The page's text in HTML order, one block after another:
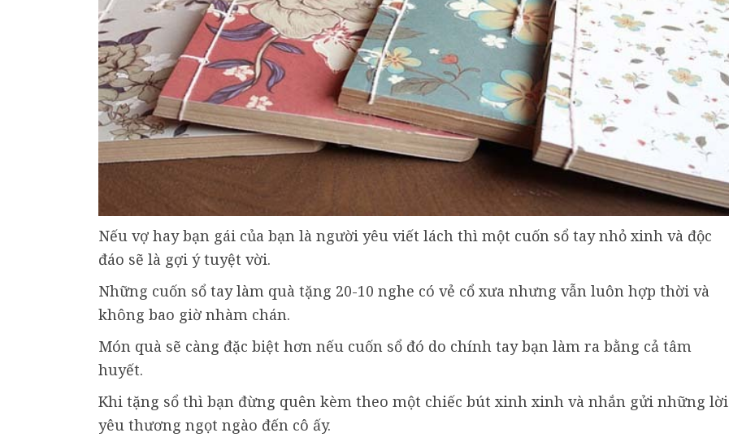
Nếu vợ hay bạn gái của bạn là người yêu viết lách thì một cuốn sổ tay nhỏ xinh và độc
đáo sẽ là gợi ý tuyệt vời.
Những cuốn sổ tay làm quà tặng 20-10 nghe có vẻ cổ xưa nhưng vẫn luôn hợp thời và
không bao giờ nhàm chán.
Món quà sẽ càng đặc biệt hơn nếu cuốn sổ đó do chính tay bạn làm ra bằng cả tâm
huyết.
Khi tặng sổ thì bạn đừng quên kèm theo một chiếc bút xinh xinh và nhắn gửi những lời
yêu thương ngọt ngào đến cô ấy.